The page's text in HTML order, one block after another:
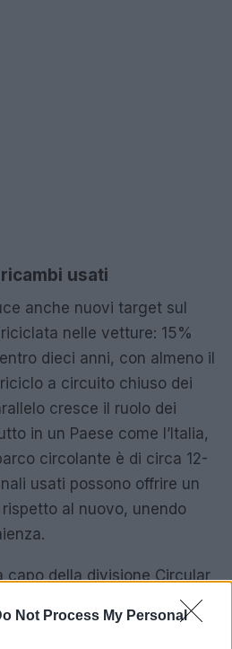
Not Process My Personal
usati
anche nuovi target sul
nelle vetture: 15%
dieci anni, con almeno il
a circuito chiuso dei
cresce il ruolo dei
in un Paese come l’Italia,
circolante è di circa 12-
usati possono offrire un
al nuovo, unendo
capo della divisione Circular
SustainEra, la fine di un